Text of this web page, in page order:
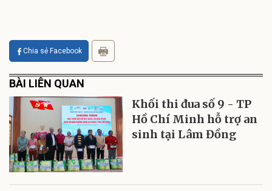
Chia sẻ Facebook
BÀI LIÊN QUAN
Khối thi đua số 9 - TP
Hồ Chí Minh hỗ trợ an
sinh tại Lâm Đồng